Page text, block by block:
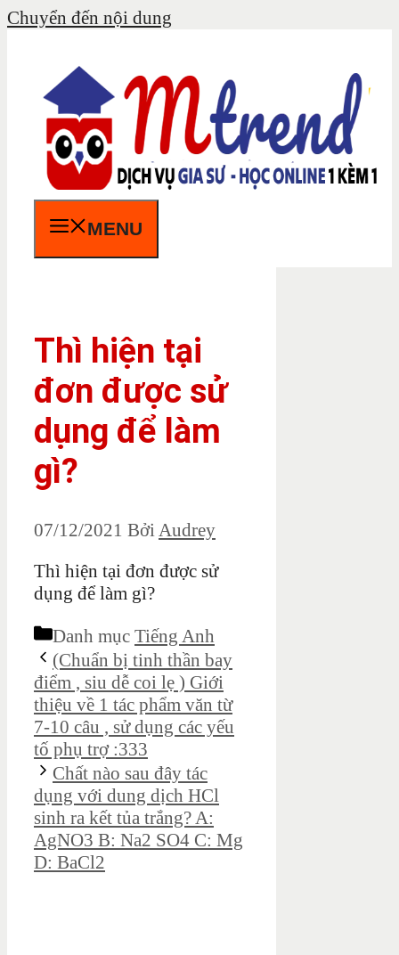
Chuyển đến nội dung
MENU
Thì hiện tại
đơn được sử
dụng để làm
gì?
07/12/2021 BởiAudrey
Thì hiện tại đơn được sử
dụng để làm gì?
Danh mục Tiếng Anh
(Chuẩn bị tinh thần bay
điểm , siu dễ coi lẹ ) Giới
thiệu về 1 tác phẩm văn từ
7-10 câu , sử dụng các yếu
tố phụ trợ :333
Chất nào sau đây tác
dụng với dung dịch HCl
sinh ra kết tủa trắng? A:
AgNO3 B: Na2 SO4 C: Mg
D: BaCl2